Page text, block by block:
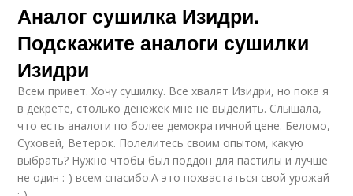
Аналог сушилка Изидри.
Подскажите аналоги сушилки
Изидри
Всем привет. Хочу сушилку. Все хвалят Изидри, но пока я
в декрете, столько денежек мне не выделить. Слышала,
что есть аналоги по более демократичной цене. Беломо,
Суховей, Ветерок. Полелитесь своим опытом, какую
выбрать? Нужно чтобы был поддон для пастилы и лучше
не один :-) всем спасибо.А это похвастаться свой урожай